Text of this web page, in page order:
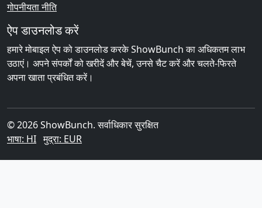
गोपनीयता नीति
ऐप डाउनलोड करें
हमारे मोबाइल ऐप को डाउनलोड करके ShowBunch का अधिकतम लाभ
उठाएं। अपने संपर्कों को खरीदें और बेचें, उनसे चैट करें और चलते-फिरते
अपना खाता प्रबंधित करें।
© 2026 ShowBunch. सर्वाधिकार सुरक्षित
भाषा: HI मुद्रा: EUR